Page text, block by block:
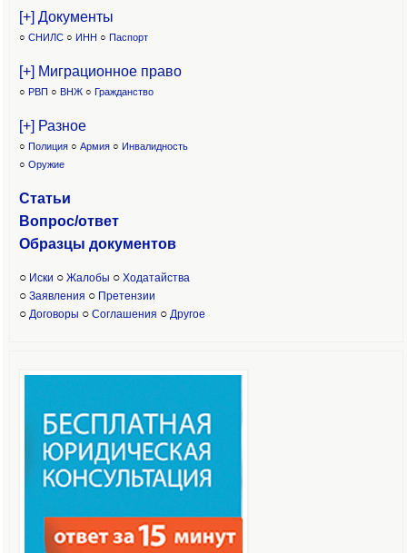
[+] Документы
○ СНИЛС ○ ИНН ○ Паспорт
[+] Миграционное право
○ РВП ○ ВНЖ ○ Гражданство
[+] Разное
○ Полиция ○ Армия ○ Инвалидность
○ Оружие
Статьи
Вопрос/ответ
Образцы документов
○ Иски ○ Жалобы ○ Ходатайства
○ Заявления ○ Претензии
○ Договоры ○ Соглашения ○ Другое